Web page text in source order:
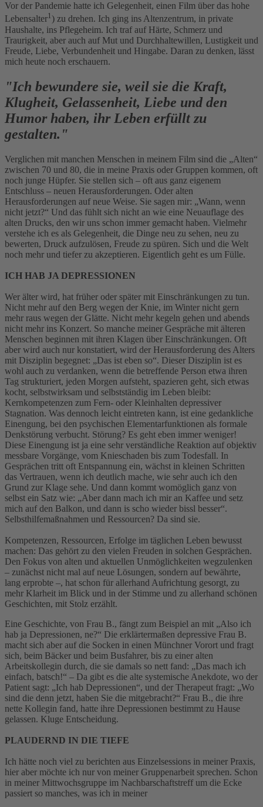
Vor der Pandemie hatte ich Gelegenheit, einen Film über das hohe
Lebensalter1) zu drehen. Ich ging ins Altenzentrum, in private
Haushalte, ins Pflegeheim. Ich traf auf Härte, Schmerz und
Traurigkeit, aber auch auf Mut und Durchhaltewillen, Lustigkeit und
Freude, Liebe, Verbundenheit und Hingabe. Daran zu denken, lässt
mich heute noch erschauern.
"Ich bewundere sie, weil sie die Kraft,
Klugheit, Gelassenheit, Liebe und den
Humor haben, ihr Leben erfüllt zu
gestalten."
Verglichen mit manchen Menschen in meinem Film sind die „Alten“
zwischen 70 und 80, die in meine Praxis oder Gruppen kommen, oft
noch junge Hüpfer. Sie stellen sich – oft aus ganz eigenem
Entschluss – neuen Herausforderungen. Oder alten
Herausforderungen auf neue Weise. Sie sagen mir: „Wann, wenn
nicht jetzt?“ Und das fühlt sich nicht an wie eine Neuauflage des
alten Drucks, den wir uns schon immer gemacht haben. Vielmehr
verstehe ich es als Gelegenheit, die Dinge neu zu sehen, neu zu
bewerten, Druck aufzulösen, Freude zu spüren. Sich und die Welt
noch mehr und tiefer zu akzeptieren. Eigentlich geht es um Fülle.
ICH HAB JA DEPRESSIONEN
Wer älter wird, hat früher oder später mit Einschränkungen zu tun.
Nicht mehr auf den Berg wegen der Knie, im Winter nicht gern
mehr raus wegen der Glätte. Nicht mehr kegeln gehen und abends
nicht mehr ins Konzert. So manche meiner Gespräche mit älteren
Menschen beginnen mit ihren Klagen über Einschränkungen. Oft
aber wird auch nur konstatiert, wird der Herausforderung des Alters
mit Disziplin begegnet: „Das ist eben so“. Dieser Disziplin ist es
wohl auch zu verdanken, wenn die betreffende Person etwa ihren
Tag strukturiert, jeden Morgen aufsteht, spazieren geht, sich etwas
kocht, selbstwirksam und selbstständig im Leben bleibt:
Kernkompetenzen zum Fern- oder Kleinhalten depressiver
Stagnation. Was dennoch leicht eintreten kann, ist eine gedankliche
Einengung, bei den psychischen Elementarfunktionen als formale
Denkstörung verbucht. Störung? Es geht eben immer weniger!
Diese Einengung ist ja eine sehr verständliche Reaktion auf objektiv
messbare Vorgänge, vom Knieschaden bis zum Todesfall. In
Gesprächen tritt oft Entspannung ein, wächst in kleinen Schritten
das Vertrauen, wenn ich deutlich mache, wie sehr auch ich den
Grund zur Klage sehe. Und dann kommt womöglich ganz von
selbst ein Satz wie: „Aber dann mach ich mir an Kaffee und setz
mich auf den Balkon, und dann is scho wieder bissl besser“.
Selbsthilfemaßnahmen und Ressourcen? Da sind sie.
Kompetenzen, Ressourcen, Erfolge im täglichen Leben bewusst
machen: Das gehört zu den vielen Freuden in solchen Gesprächen.
Den Fokus von alten und aktuellen Unmöglichkeiten wegzulenken
– zunächst nicht mal auf neue Lösungen, sondern auf bewährte,
lang erprobte –, hat schon für allerhand Aufrichtung gesorgt, zu
mehr Klarheit im Blick und in der Stimme und zu allerhand schönen
Geschichten, mit Stolz erzählt.
Eine Geschichte, von Frau B., fängt zum Beispiel an mit „Also ich
hab ja Depressionen, ne?“ Die erklärtermaßen depressive Frau B.
macht sich aber auf die Socken in einen Münchner Vorort und fragt
sich, beim Bäcker und beim Busfahrer, bis zu einer alten
Arbeitskollegin durch, die sie damals so nett fand: „Das mach ich
einfach, batsch!“ – Da gibt es die alte systemische Anekdote, wo der
Patient sagt: „Ich hab Depressionen“, und der Therapeut fragt: „Wo
sind die denn jetzt, haben Sie die mitgebracht?“ Frau B., die ihre
nette Kollegin fand, hatte ihre Depressionen bestimmt zu Hause
gelassen. Kluge Entscheidung.
PLAUDERND IN DIE TIEFE
Ich hätte noch viel zu berichten aus Einzelsessions in meiner Praxis,
hier aber möchte ich nur von meiner Gruppenarbeit sprechen. Schon
in meiner Mittwochsgruppe im Nachbarschaftstreff um die Ecke
passiert so manches, was ich in meiner